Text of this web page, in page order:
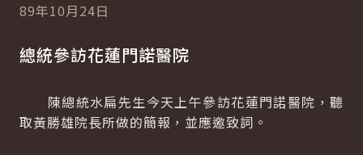
89年10月24日
總統參訪花蓮門諾醫院
陳總統水扁先生今天上午參訪花蓮門諾醫院，聽
取黃勝雄院長所做的簡報，並應邀致詞。